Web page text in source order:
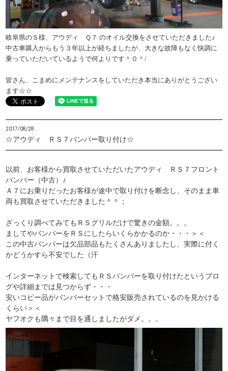
岐阜県のＳ様、アウディ Ｑ７ のオイル交換をさせていただきました♪
中古車購入からもう３年以上が経ちましたが、大きな故障もなく快調に
乗っていただいているようで何よりです＾０＾/
皆さん、こまめにメンテナンスをしていただき本当にありがとうござい
ます☆☆
2017/08/28
☆アウディ ＲＳ７バンパー取り付け☆
以前、お客様から買取させていただいたアウディ ＲＳ７フロント
バンパー（中古）♪
Ａ７にお乗りだったお客様が途中で取り付けを断念し、そのまま車
両も買取させていただきました＾＾；
ざっくり調べてみてもＲＳグリルだけで驚きの金額。。。
ましてやバンパーをＲＳにしたらいくらかかるのか・・・＞＜
この中古バンパーは欠品部品もたくさんありましたし、実際に付く
かどうかすら不安でした（汗
インターネットで検索してもＲＳバンパーを取り付けたというブロ
グや詳細までは見つからず・・・
安いコピー品がバンパーセットで格安販売されているのを見かける
くらい＞＜
ヤフオクも隅々まで目を通しましたがダメ。。。